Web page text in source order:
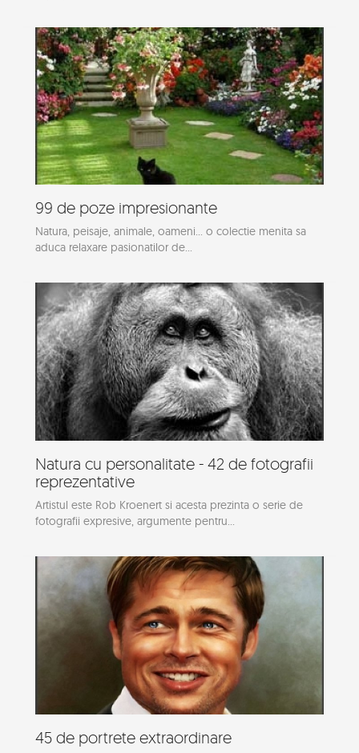
99 de poze impresionante
Natura, peisaje, animale, oameni... o colectie menita sa
aduca relaxare pasionatilor de...
Natura cu personalitate - 42 de fotografii
reprezentative
Artistul este Rob Kroenert si acesta prezinta o serie de
fotografii expresive, argumente pentru...
45 de portrete extraordinare